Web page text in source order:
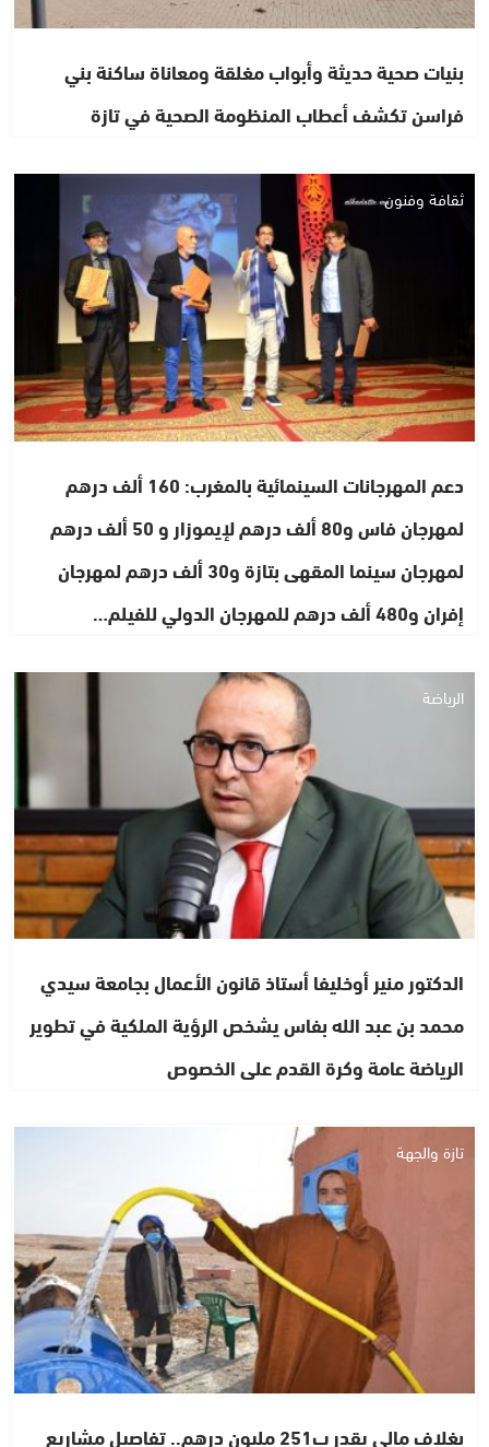
بنيات صحية حديثة وأبواب مغلقة ومعاناة ساكنة بني
فراسن تكشف أعطاب المنظومة الصحية في تازة
ثقافة وفنون
دعم المهرجانات السينمائية بالمغرب: 160 ألف درهم
لمهرجان فاس و80 ألف درهم لإيموزار و 50 ألف درهم
لمهرجان سينما المقهى بتازة و30 ألف درهم لمهرجان
إفران و480 ألف درهم للمهرجان الدولي للفيلم…
الرياضة
الدكتور منير أوخليفا أستاذ قانون الأعمال بجامعة سيدي
محمد بن عبد الله بفاس يشخص الرؤية الملكية في تطوير
الرياضة عامة وكرة القدم على الخصوص
تازة والجهة
بغلاف مالي يقدر ب251 مليون درهم.. تفاصيل مشاريع